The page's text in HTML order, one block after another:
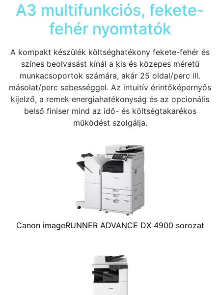
A3 multifunkciós, fekete-
fehér nyomtatók
A kompakt készülék költséghatékony fekete-fehér és
színes beolvasást kínál a kis és közepes méretű
munkacsoportok számára, akár 25 oldal/perc ill.
másolat/perc sebességgel. Az intuitív érintőképernyős
kijelző, a remek energiahatékonyság és az opcionális
belső finiser mind az idő- és költségtakarékos
működést szolgálja.
Canon imageRUNNER ADVANCE DX 4900 sorozat